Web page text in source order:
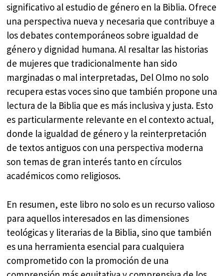
significativo al estudio de género en la Biblia. Ofrece
una perspectiva nueva y necesaria que contribuye a
los debates contemporáneos sobre igualdad de
género y dignidad humana. Al resaltar las historias
de mujeres que tradicionalmente han sido
marginadas o mal interpretadas, Del Olmo no solo
recupera estas voces sino que también propone una
lectura de la Biblia que es más inclusiva y justa. Esto
es particularmente relevante en el contexto actual,
donde la igualdad de género y la reinterpretación
de textos antiguos con una perspectiva moderna
son temas de gran interés tanto en círculos
académicos como religiosos.
En resumen, este libro no solo es un recurso valioso
para aquellos interesados en las dimensiones
teológicas y literarias de la Biblia, sino que también
es una herramienta esencial para cualquiera
comprometido con la promoción de una